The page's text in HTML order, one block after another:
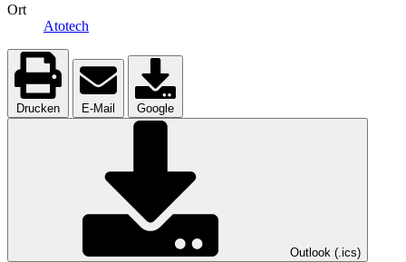
Ort
Atotech
Drucken E-Mail Google
Outlook (.ics)